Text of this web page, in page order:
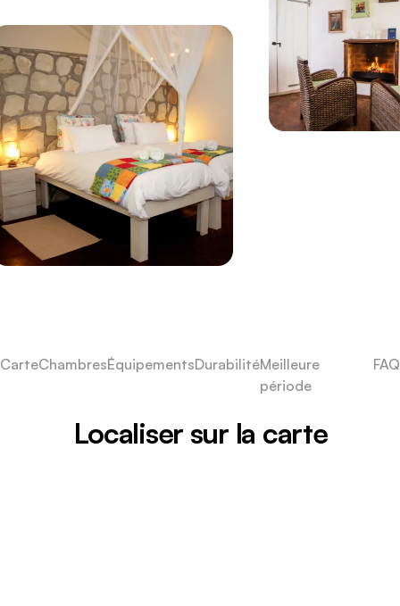
CarteChambresÉquipementsDurabilitéMeilleure
période
FAQ
Localiser sur la carte